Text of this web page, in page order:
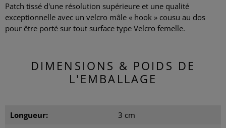
Patch tissé d'une résolution supérieure et une qualité
exceptionnelle avec un velcro mâle « hook » cousu au dos
pour être porté sur tout surface type Velcro femelle.
DIMENSIONS & POIDS DE
L'EMBALLAGE
Longueur:
3 cm